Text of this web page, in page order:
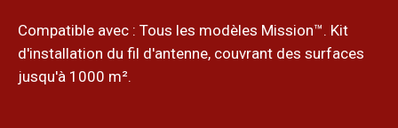
Compatible avec : Tous les modèles Mission™. Kit
d'installation du fil d'antenne, couvrant des surfaces
jusqu'à 1000 m².